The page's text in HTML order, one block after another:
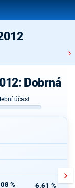
Dobrná
účast
% 6,61 %